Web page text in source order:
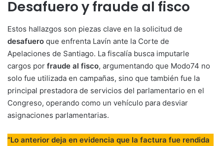
Desafuero y fraude al fisco
Estos hallazgos son piezas clave en la solicitud de
desafuero que enfrenta Lavín ante la Corte de
Apelaciones de Santiago. La fiscalía busca imputarle
cargos por fraude al fisco, argumentando que Modo74 no
solo fue utilizada en campañas, sino que también fue la
principal prestadora de servicios del parlamentario en el
Congreso, operando como un vehículo para desviar
asignaciones parlamentarias.
“Lo anterior deja en evidencia que la factura fue rendida